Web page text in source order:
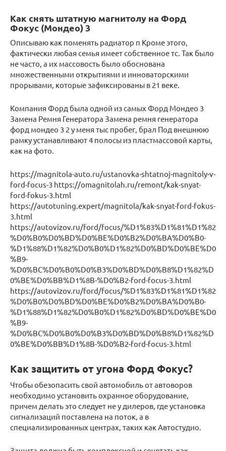
Как снять штатную магнитолу на Форд
Фокус (Мондео) 3
Описываю как поменять радиатор п Кроме этого,
фактически любая семья имеет собственное тс. Так было
не часто, а их массовость было обоснована
множественными открытиями и инноваторскими
прорывами, которые зафиксированы в 21 веке.
Компания Форд была одной из самых Форд Мондео 3
Замена Ремня Генератора Замена ремня генератора
форд мондео 3 2 у меня тыс пробег, брал Под внешнюю
рамку устанавливают 4 полосы из пластмассовой карты,
как на фото.
https://magnitola-auto.ru/ustanovka-shtatnoj-magnitoly-v-
ford-focus-3 https://omagnitolah.ru/remont/kak-snyat-
ford-fokus-3.html
https://autotuning.expert/magnitola/kak-snyat-ford-fokus-
3.html
https://autovizov.ru/ford/focus/%D1%83%D1%81%D1%82
%D0%B0%D0%BD%D0%BE%D0%B2%D0%BA%D0%B0-
%D1%88%D1%82%D0%B0%D1%82%D0%BD%D0%BE%D0
%B9-
%D0%BC%D0%B0%D0%B3%D0%BD%D0%B8%D1%82%D
0%BE%D0%BB%D1%8B-%D0%B2-ford-focus-3.html
https://autovizov.ru/ford/focus/%D1%83%D1%81%D1%82
%D0%B0%D0%BD%D0%BE%D0%B2%D0%BA%D0%B0-
%D1%88%D1%82%D0%B0%D1%82%D0%BD%D0%BE%D0
%B9-
%D0%BC%D0%B0%D0%B3%D0%BD%D0%B8%D1%82%D
0%BE%D0%BB%D1%8B-%D0%B2-ford-focus-3.html
Как защитить от угона Форд Фокус?
Чтобы обезопасить свой автомобиль от автоворов
необходимо установить охранное оборудование,
причем делать это следует не у дилеров, где установка
сигнализаций поставлена на поток, а в
специализированных центрах, таких как Автостудио.